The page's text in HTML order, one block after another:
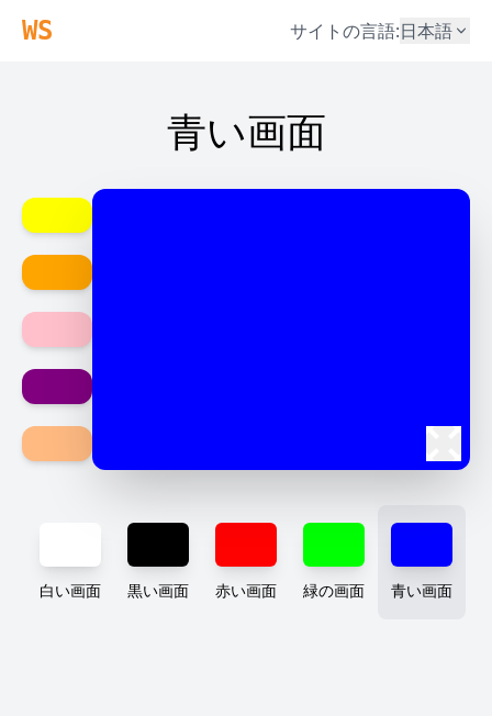
WS サイトの言語:日本語
青い画面
白い画面 黒い画面 赤い画面 緑の画面 青い画面